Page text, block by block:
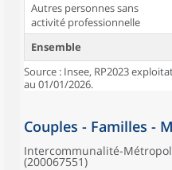
Autres personnes sans
activité professionnelle
Ensemble
Source : Insee, RP2023
au 01/01/2026.
Couples - Familles -
Intercommunalité-
(200067551)